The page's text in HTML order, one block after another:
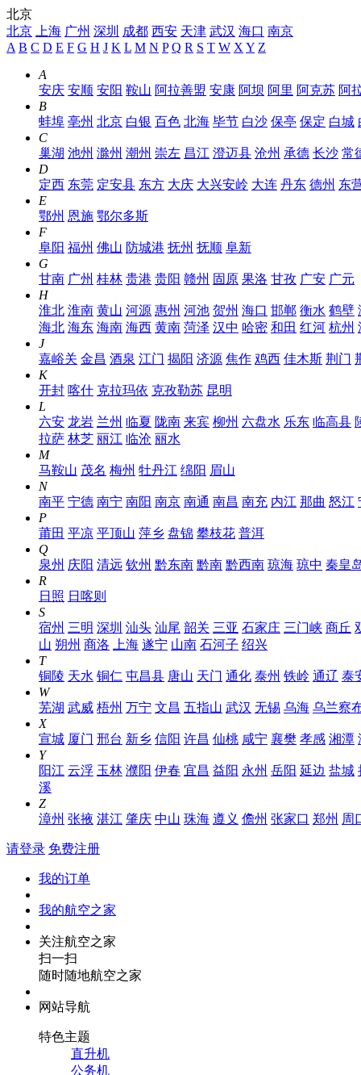
北京
北京
上海 广州 深圳 成都 西安 天津 武汉 海口 南京
A B C D E F G H J K L M N P Q R S T W X Y Z
A
安庆 安顺 安阳 鞍山 阿拉善盟 安康 阿坝 阿里 阿克苏 阿
B
蚌埠 亳州 北京 白银 百色 北海 毕节 白沙 保亭 保定 白城
C
巢湖 池州 滁州 潮州 崇左 昌江 澄迈县 沧州 承德 长沙 常
D
定西 东莞 定安县 东方 大庆 大兴安岭 大连 丹东 德州 东
E
鄂州 恩施 鄂尔多斯
F
阜阳 福州 佛山 防城港 抚州 抚顺 阜新
G
甘南 广州 桂林 贵港 贵阳 赣州 固原 果洛 甘孜 广安 广元
H
淮北 淮南 黄山 河源 惠州 河池 贺州 海口 邯郸 衡水 鹤壁
海北 海东 海南 海西 黄南 菏泽 汉中 哈密 和田 红河 杭州
J
嘉峪关 金昌 酒泉 江门 揭阳 济源 焦作 鸡西 佳木斯 荆门
K
开封 喀什 克拉玛依 克孜勒苏 昆明
L
六安 龙岩 兰州 临夏 陇南 来宾 柳州 六盘水 乐东 临高县
拉萨 林芝 丽江 临沧 丽水
M
马鞍山 茂名 梅州 牡丹江 绵阳 眉山
N
南平 宁德 南宁 南阳 南京 南通 南昌 南充 内江 那曲 怒江
P
莆田 平凉 平顶山 萍乡 盘锦 攀枝花 普洱
Q
泉州 庆阳 清远 钦州 黔东南 黔南 黔西南 琼海 琼中 秦皇
R
日照 日喀则
S
宿州 三明 深圳 汕头 汕尾 韶关 三亚 石家庄 三门峡 商丘
山 朔州 商洛 上海 遂宁 山南 石河子 绍兴
T
铜陵 天水 铜仁 屯昌县 唐山 天门 通化 泰州 铁岭 通辽 泰
W
芜湖 武威 梧州 万宁 文昌 五指山 武汉 无锡 乌海 乌兰察
X
宣城 厦门 邢台 新乡 信阳 许昌 仙桃 咸宁 襄樊 孝感 湘潭
Y
阳江 云浮 玉林 濮阳 伊春 宜昌 益阳 永州 岳阳 延边 盐城
溪
Z
漳州 张掖 湛江 肇庆 中山 珠海 遵义 儋州 张家口 郑州 周
请登录 免费注册
我的订单
我的航空之家
关注航空之家
扫一扫
随时随地航空之家
网站导航
特色主题
直升机
公务机